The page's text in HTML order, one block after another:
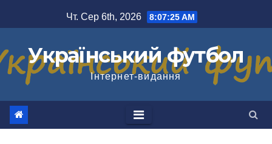
до
Чт. Сер 6th, 2026 8:07:25 AM
Український футбол
Інтернет-видання